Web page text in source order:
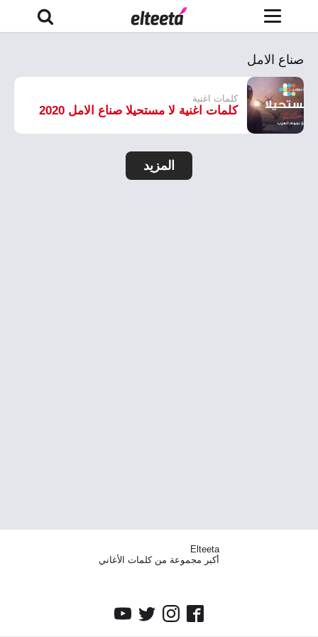
صناع الامل
كلمات اغنية
كلمات اغنية لا مستحيلا صناع الامل 2020
المزيد
Elteeta
أكبر مجموعة من كلمات الأغاني